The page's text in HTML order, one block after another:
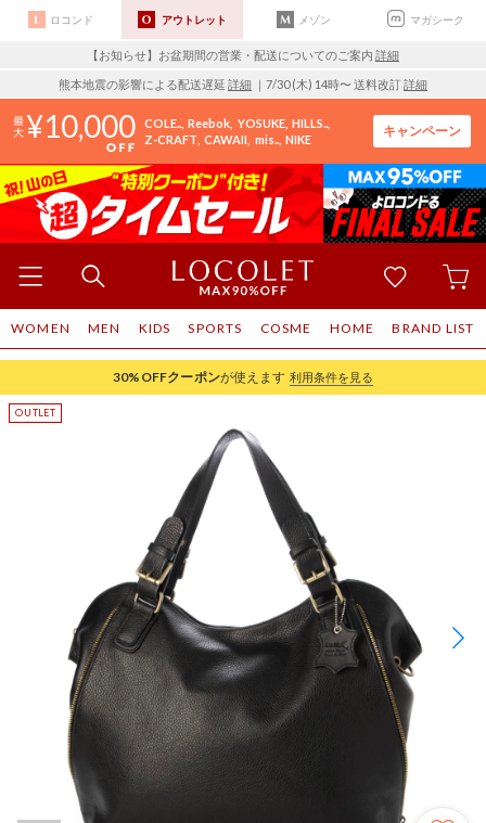
ロコンド アウトレット メゾン マガシーク
【お知らせ】お盆期間の営業・配送についてのご案内 詳細
熊本地震の影響による配送遅延 詳細 ｜7/30 (木) 14時〜 送料改訂詳細
10,000 COLE.. Reebok YOSUKE HILLS..
Z-CRAFT CAWAII mis.. NIKE
キャンペーン
WOMEN MEN KIDS SPORTS COSME HOME BRAND LIST
30%OFFクーポンが使えます 利用条件を見る